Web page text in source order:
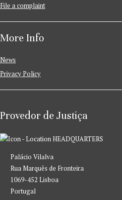
File a complaint
More Info
News
Privacy Policy
Provedor de Justiça
HEADQUARTERS
Palácio Vilalva
Rua Marquês de Fronteira
1069-452 Lisboa
Portugal